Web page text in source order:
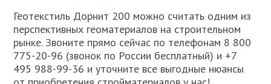
Геотекстиль Дорнит 200 можно считать одним из
перспективных геоматериалов на строительном
рынке. Звоните прямо сейчас по телефонам 8 800
775-20-96 (звонок по России бесплатный) и +7
495 988-99-36 и уточните все выгодные нюансы